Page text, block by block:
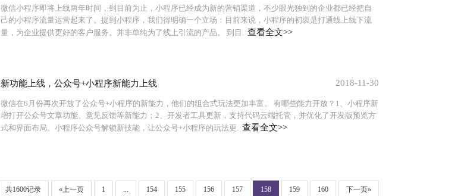
微信小程序即将上线两年时间，到目前为止，小程序已经成为新的营销渠道，不少眼光独到的企业都已经把自
己的小程序流量运营起来了。提到小程序，我们得明确一个立场：目前来说，小程序的初衷是打通线上线下流
量，为企业提供更好的客户服务。并非单纯为了线上引流的产品。 到目. 查看全文>>
新功能上线，公众号+小程序新能力上线 2018-11-30
微信在6月份再次开放了公众号+小程序的新能力，他们的组合式玩法更加丰富。 有哪些能力开放？1、小程序新
增打开公众号文章功能、意见反馈等新能力；2、开发者工具更新，支持代码云端托管，并优化了开发版预览方
式和界面布局。小程序公众号解锁新技能，让公众号+小程序的玩法更. 查看全文>>
共1600记录 «上一页 1 ... 154 155 156 157 158 159 160 下一页»